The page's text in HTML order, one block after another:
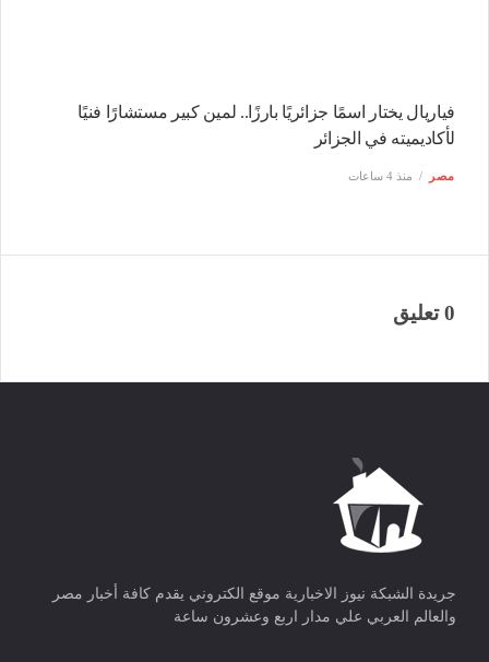
فياريال يختار اسمًا جزائريًا بارزًا.. لمين كبير مستشارًا فنيًا
لأكاديميته في الجزائر
مصر منذ 4 ساعات
0 تعليق
جريدة الشبكة نيوز الاخبارية موقع الكتروني يقدم كافة أخبار مصر
والعالم العربي علي مدار اربع وعشرون ساعة